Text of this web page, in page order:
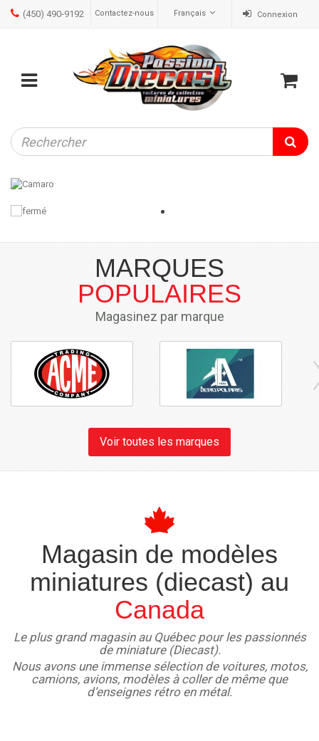
Connexion
Français
Contactez-nous
(450) 490-9192
Mobile
menu
Cart
MARQUES
POPULAIRES
Magasinez par marque
Voir toutes les marques
Magasin de modèles
miniatures (diecast) au
Canada
Le plus grand magasin au Québec pour les passionnés
de miniature (Diecast).
Nous avons une immense sélection de voitures, motos,
camions, avions, modèles à coller de même que
d’enseignes rétro en métal.